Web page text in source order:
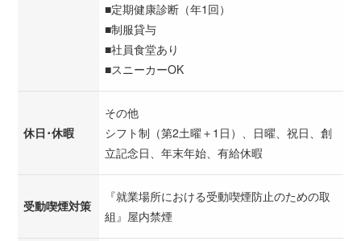
■定期健康診断（年1回）
■制服貸与
■社員食堂あり
■スニーカーOK
休日･休暇
その他
シフト制（第2土曜＋1日）、日曜、祝日、創
立記念日、年末年始、有給休暇
受動喫煙対策
『就業場所における受動喫煙防止のための取
組』屋内禁煙